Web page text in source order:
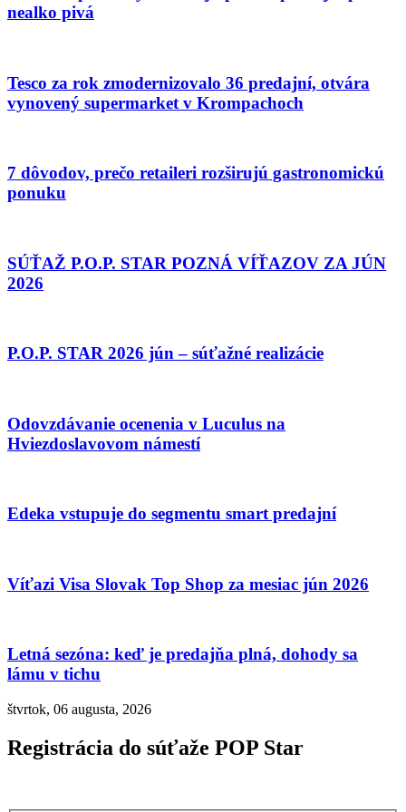
nealko pivá
Tesco za rok zmodernizovalo 36 predajní, otvára
vynovený supermarket v Krompachoch
7 dôvodov, prečo retaileri rozširujú gastronomickú
ponuku
SÚŤAŽ P.O.P. STAR POZNÁ VÍŤAZOV ZA JÚN
2026
P.O.P. STAR 2026 jún – súťažné realizácie
Odovzdávanie ocenenia v Luculus na
Hviezdoslavovom námestí
Edeka vstupuje do segmentu smart predajní
Víťazi Visa Slovak Top Shop za mesiac jún 2026
Letná sezóna: keď je predajňa plná, dohody sa
lámu v tichu
štvrtok, 06 augusta, 2026
Registrácia do súťaže POP Star